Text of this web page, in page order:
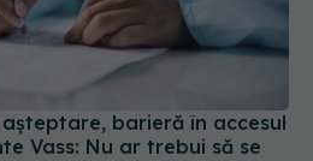
Vass: Nu ar trebui să se